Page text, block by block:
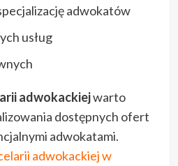
adwokatów
usług
adwokackiejwarto
dostępnych ofert
adwokatami.
adwokackiej w